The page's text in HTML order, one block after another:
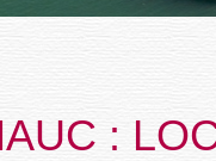
: